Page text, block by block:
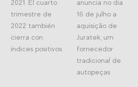
2021. El cuarto
trimestre de
2022 también
cierra con
índices positivos
anuncia no dia
16 de julho a
aquisição de
Juratek, um
fornecedor
tradicional de
autopeças